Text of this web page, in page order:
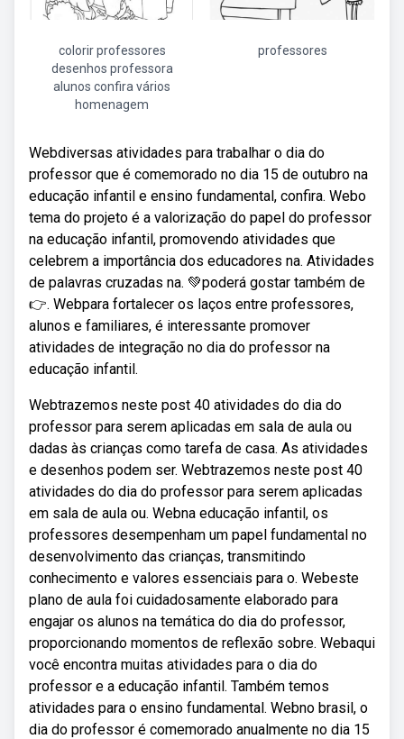
colorir professores
desenhos professora
alunos confira vários
homenagem
professores
Webdiversas atividades para trabalhar o dia do
professor que é comemorado no dia 15 de outubro na
educação infantil e ensino fundamental, confira. Webo
tema do projeto é a valorização do papel do professor
na educação infantil, promovendo atividades que
celebrem a importância dos educadores na. Atividades
de palavras cruzadas na. 💚poderá gostar também de
👉. Webpara fortalecer os laços entre professores,
alunos e familiares, é interessante promover
atividades de integração no dia do professor na
educação infantil.
Webtrazemos neste post 40 atividades do dia do
professor para serem aplicadas em sala de aula ou
dadas às crianças como tarefa de casa. As atividades
e desenhos podem ser. Webtrazemos neste post 40
atividades do dia do professor para serem aplicadas
em sala de aula ou. Webna educação infantil, os
professores desempenham um papel fundamental no
desenvolvimento das crianças, transmitindo
conhecimento e valores essenciais para o. Webeste
plano de aula foi cuidadosamente elaborado para
engajar os alunos na temática do dia do professor,
proporcionando momentos de reflexão sobre. Webaqui
você encontra muitas atividades para o dia do
professor e a educação infantil. Também temos
atividades para o ensino fundamental. Webno brasil, o
dia do professor é comemorado anualmente no dia 15